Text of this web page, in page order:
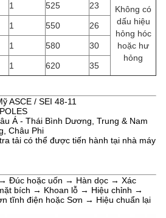
Không có
dấu hiệu
hỏng hóc
hoặc hư
hỏng
1 525 23
1 550 26
1 580 30
1 620 35
ASCE / SEI 48-11
Á - Thái Bình Dương, Trung & Nam
Châu Phi
tải có thể được tiến hành tại nhà máy
Đúc hoặc uốn → Hàn dọc → Xác
bích → Khoan lỗ → Hiệu chỉnh →
tĩnh điện hoặc Sơn → Hiệu chuẩn lại